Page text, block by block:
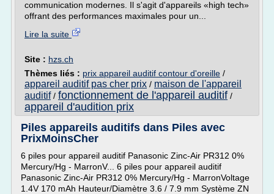
communication modernes. Il s'agit d'appareils «high tech»
offrant des performances maximales pour un...
Lire la suite
Site : hzs.ch
Thèmes liés : prix appareil auditif contour d'oreille /
appareil auditif pas cher prix / maison de l'appareil
auditif/ fonctionnement de l'appareil auditif /
appareil d'audition prix
Piles appareils auditifs dans Piles avec
PrixMoinsCher
6 piles pour appareil auditif Panasonic Zinc-Air PR312 0%
Mercury/Hg - MarronV... 6 piles pour appareil auditif
Panasonic Zinc-Air PR312 0% Mercury/Hg - MarronVoltage
1.4V 170 mAh Hauteur/Diamètre 3.6 / 7.9 mm Système ZN